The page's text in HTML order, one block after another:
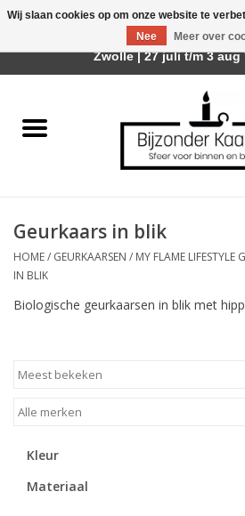
Räder Design Stories
Geurkaarsen
Kaarsen accessoires
Geurkaars in blik
HOME/ GEURKAARSEN / MY FLAME LIFESTYLE
IN BLIK
Biologische geurkaarsen in blik met
Kleur
Materiaal
Wij slaan cookies op om onze website te
Nee
Meer over
Afhalen is mogelijk bij mijn winkel
Zwolle | 27 juli t/m 3 aug